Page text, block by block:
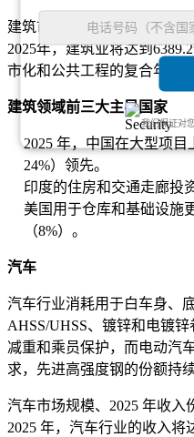
我们保证对
建筑市场规模、2025 年收入
2025年，建筑业将达到
市化和公共工程的复合年增长
建筑领域前三大主导国家
2025 年，中国在大型项目
24%）领先。
印度的住房和交通走廊投
美国用于仓库和基础设施
（8%）。
汽车
汽车行业消耗用于白车身、
AHSS/UHSS、镀锌和电镀
减重和乘员保护，而电动汽
求，先进高强度钢的份额持续
汽车市场规模、2025 年收入
2025 年，汽车行业的收入将